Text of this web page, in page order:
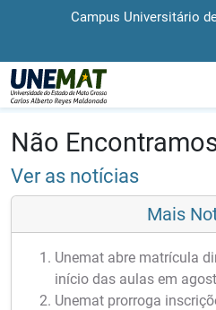
Campus Universitário
Página Inicial
Não
Ver as notícias
Mais
Unemat abre matrícula
início das aulas em
Unemat prorroga